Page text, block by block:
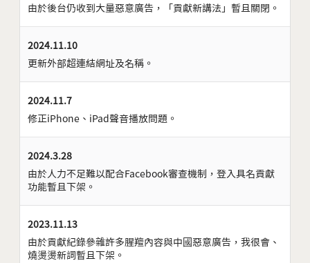
由於後台仍收到大量惡意廣告，「貢獻新講法」暫且關閉。
2024.11.10
更新外部超連結網址及名稱。
2024.11.7
修正iPhone、iPad聲音播放問題。
2024.3.28
由於人力不足難以配合Facebook審查機制，登入具名貢獻
功能暫且下架。
2023.11.13
由於貢獻紀錄參雜許多腥羶內容與中國惡意廣告，我很會、
燒燙燙新詞暫且下架。